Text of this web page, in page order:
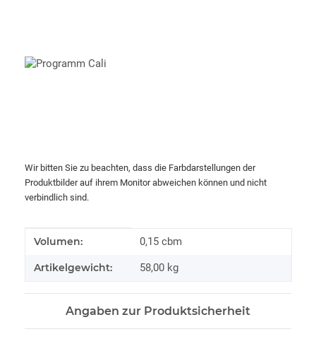
Wir bitten Sie zu beachten, dass die Farbdarstellungen der
Produktbilder auf ihrem Monitor abweichen können und nicht
verbindlich sind.
Produkteigenschaft
Wert
Volumen: 0,15 cbm
Artikelgewicht: 58,00 kg
Angaben zur Produktsicherheit